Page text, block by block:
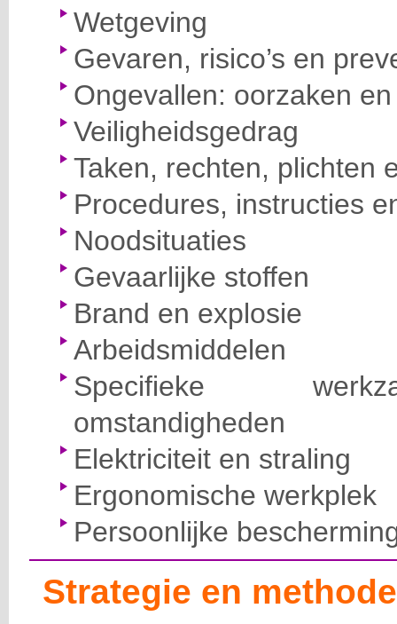
Wetgeving
Gevaren, risico’s en
Ongevallen: oorzaken
Veiligheidsgedrag
Taken, rechten, plichten
Procedures, instructies
Noodsituaties
Gevaarlijke stoffen
Brand en explosie
Arbeidsmiddelen
Specifieke
omstandigheden
Elektriciteit en straling
Ergonomische werkplek
Persoonlijke
Strategie en